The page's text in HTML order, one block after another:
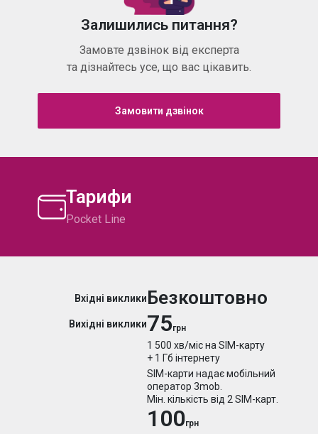
Залишились питання?
Замовте дзвінок від експерта
та дізнайтесь усе, що вас цікавить.
Замовити дзвінок
Тарифи
Pocket Line
Вхідні викликиБезкоштовно
Вихідні виклики75грн
1 500 хв/міс на SIM-карту
+ 1 Гб інтернету
SIM-карти надає мобільний
оператор 3mob.
Мін. кількість від 2 SIM-карт.
100грн